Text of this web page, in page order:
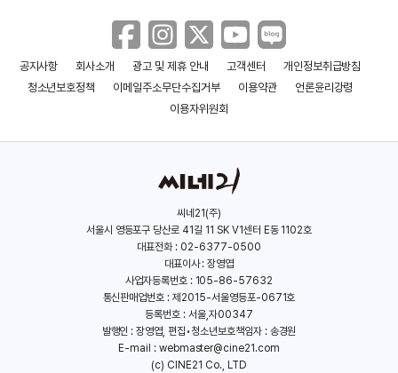
공지사항 회사소개 광고 및 제휴 안내 고객센터
개인정보취급방침
청소년보호정책
이메일주소무단수집거부 이용약관
언론윤리강령
이용자위원회
씨네21(주)
서울시 영등포구 당산로 41길 11 SK V1센터 E동 1102호
대표전화 : 02-6377-0500
대표이사 : 장영엽
사업자등록번호 : 105-86-57632
통신판매업번호 : 제2015-서울영등포-0671호
등록번호 : 서울,자00347
발행인 : 장영엽, 편집•청소년보호책임자 : 송경원
E-mail : webmaster@cine21.com
(c) CINE21 Co., LTD